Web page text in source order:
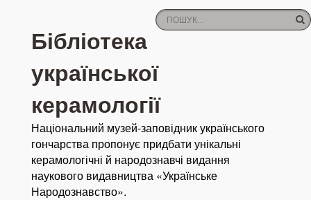
Бібліотека
української
керамології
Національний музей-заповідник українського
гончарства пропонує придбати унікальні
керамологічні й народознавчі видання
наукового видавництва «Українське
Народознавство».